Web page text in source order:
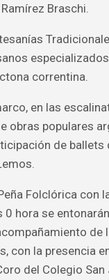
Braschi.
correntina.
en las
obras populares
de
Folclórica con
0 hora se
de
con la presencia
del Colegio